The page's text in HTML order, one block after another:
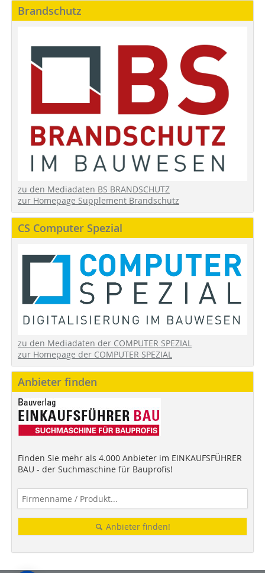
Brandschutz
zu den Mediadaten BS BRANDSCHUTZ
zur Homepage Supplement Brandschutz
CS Computer Spezial
zu den Mediadaten der COMPUTER SPEZIAL
zur Homepage der COMPUTER SPEZIAL
Anbieter finden
Finden Sie mehr als 4.000 Anbieter im EINKAUFSFÜHRER
BAU - der Suchmaschine für Bauprofis!
Anbieter finden!